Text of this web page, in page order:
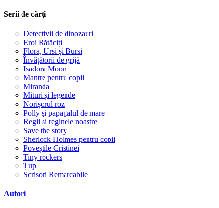
Serii de cărți
Detectivii de dinozauri
Eroi Rătăciți
Flora, Ursi și Bursi
Învățătorii de grijă
Isadora Moon
Mantre pentru copii
Miranda
Mituri și legende
Norișorul roz
Polly și papagalul de mare
Regii și reginele noastre
Save the story
Sherlock Holmes pentru copii
Poveștile Cristinei
Tiny rockers
Țup
Scrisori Remarcabile
Autori